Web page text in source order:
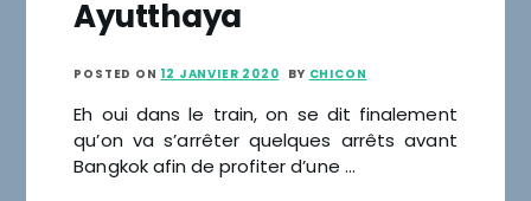
Ayutthaya
POSTED ON 12 JANVIER 2020 BY CHICON
Eh oui dans le train, on se dit finalement
qu’on va s’arrêter quelques arrêts avant
Bangkok afin de profiter d’une …